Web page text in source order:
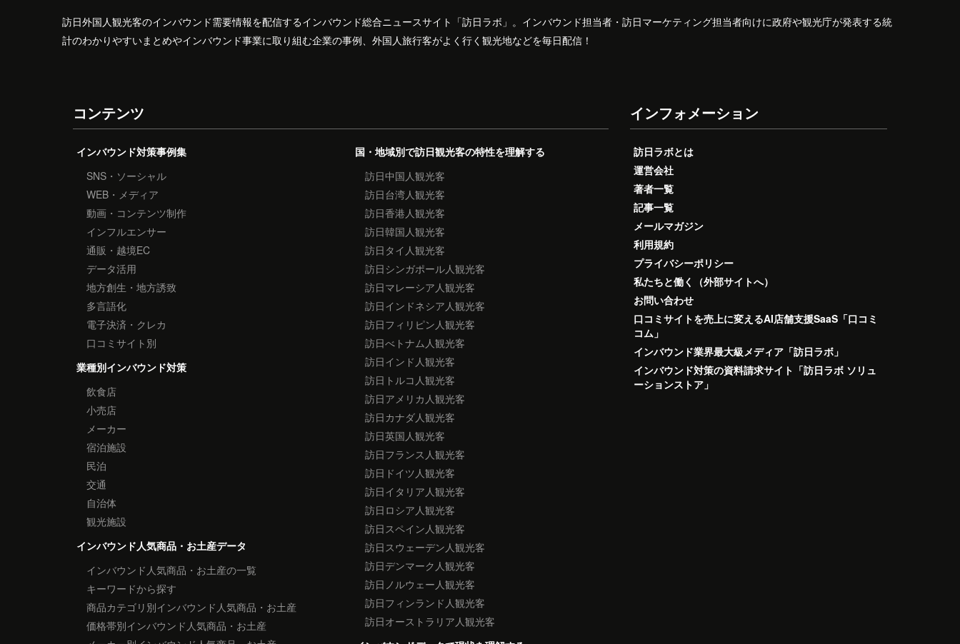
訪日外国人観光客のインバウンド需要情報を配信するインバウンド総合ニュースサイト「訪日ラボ」。インバウンド担当者・訪日マーケティング担当者向けに政府や観光庁が発表する統
計のわかりやすいまとめやインバウンド事業に取り組む企業の事例、外国人旅行客がよく行く観光地などを毎日配信！
コンテンツ
インバウンド対策事例集
SNS・ソーシャル
WEB・メディア
動画・コンテンツ制作
インフルエンサー
通販・越境EC
データ活用
地方創生・地方誘致
多言語化
電子決済・クレカ
口コミサイト別
業種別インバウンド対策
飲食店
小売店
メーカー
宿泊施設
民泊
交通
自治体
観光施設
インバウンド人気商品・お土産データ
インバウンド人気商品・お土産の一覧
キーワードから探す
商品カテゴリ別インバウンド人気商品・お土産
価格帯別インバウンド人気商品・お土産
国・地域別で訪日観光客の特性を理解する
訪日中国人観光客
訪日台湾人観光客
訪日香港人観光客
訪日韓国人観光客
訪日タイ人観光客
訪日シンガポール人観光客
訪日マレーシア人観光客
訪日インドネシア人観光客
訪日フィリピン人観光客
訪日べトナム人観光客
訪日インド人観光客
訪日トルコ人観光客
訪日アメリカ人観光客
訪日カナダ人観光客
訪日英国人観光客
訪日フランス人観光客
訪日ドイツ人観光客
訪日イタリア人観光客
訪日ロシア人観光客
訪日スペイン人観光客
訪日スウェーデン人観光客
訪日デンマーク人観光客
訪日ノルウェー人観光客
訪日フィンランド人観光客
訪日オーストラリア人観光客
インフォメーション
訪日ラボとは
運営会社
著者一覧
記事一覧
メールマガジン
利用規約
プライバシーポリシー
私たちと働く（外部サイトへ）
お問い合わせ
口コミサイトを売上に変えるAI店舗支援SaaS「口コミ
コム」
インバウンド業界最大級メディア「訪日ラボ」
インバウンド対策の資料請求サイト「訪日ラボ ソリュ
ーションストア」